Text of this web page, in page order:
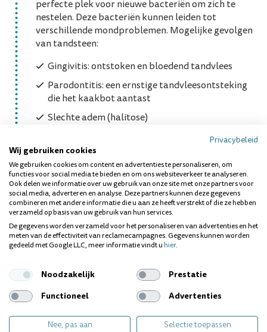
perfecte plek voor nieuwe bacteriën om zich te
nestelen. Deze bacteriën kunnen leiden tot
verschillende mondproblemen. Mogelijke gevolgen
van tandsteen:
Gingivitis: ontstoken en bloedend tandvlees
Parodontitis: een ernstige tandvleesontsteking
die het kaakbot aantast
Slechte adem (halitose)
Terugtrekkend tandvlees, waardoor tanden
langer lijken
Tandverkleuring
In ernstige gevallen: tandverlies
Bovendien belemmert tandsteen het poetsen en
flossen, waardoor het risico op gaatjes toeneemt.
Zoals eerder genoemd: je kunt tandsteen niet zelf
verwijderen. Alleen een tandarts of mondhygiënist
kan tandsteen professioneel verwijderen met
behulp van:
Privacybeleid
Wij gebruiken cookies
We gebruiken cookies om content en advertenties te personaliseren, om
functies voor social media te bieden en om ons websiteverkeer te analyseren.
Ook delen we informatie over uw gebruik van onze site met onze partners voor
social media, adverteren en analyse. Deze partners kunnen deze gegevens
combineren met andere informatie die u aan ze heeft verstrekt of die ze hebben
verzameld op basis van uw gebruik van hun services.
De gegevens worden verzameld voor het personaliseren van advertenties en het
meten van de effectiviteit van reclamecampagnes. Gegevens kunnen worden
gedeeld met Google LLC, meer informatie vindt uhier.
Noodzakelijk
Prestatie
Functioneel
Advertenties
Nee, pas aan
Selectie toepassen